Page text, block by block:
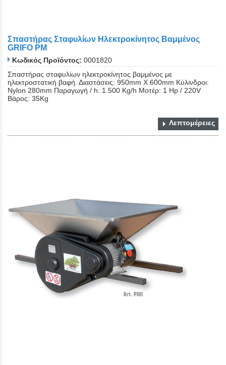
Σπαστήρας Σταφυλίων Ηλεκτροκίνητος Βαμμένος
GRIFO PM
Κωδικός Προϊόντος: 0001820
Σπαστήρας σταφυλίων ηλεκτροκίνητος βαμμένος με
ηλεκτροστατική βαφή. Διαστάσεις: 950mm Χ 600mm Κύλινδροι:
Nylon 280mm Παραγωγή / h: 1.500 Kg/h Μοτέρ: 1 Ηp / 220V
Βάρος: 35Kg
Λεπτομέρειες